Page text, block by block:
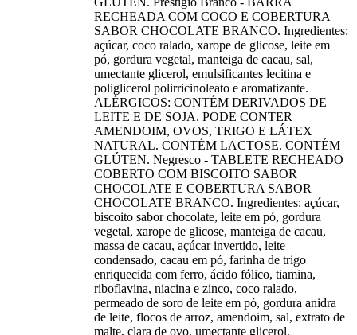
RECHEADA COM COCO E COBERTURA
SABOR CHOCOLATE BRANCO. Ingredientes:
açúcar, coco ralado, xarope de glicose, leite em
pó, gordura vegetal, manteiga de cacau, sal,
umectante glicerol, emulsificantes lecitina e
poliglicerol polirricinoleato e aromatizante.
ALÉRGICOS: CONTÉM DERIVADOS DE
LEITE E DE SOJA. PODE CONTER
AMENDOIM, OVOS, TRIGO E LÁTEX
NATURAL. CONTÉM LACTOSE. CONTÉM
GLÚTEN. Negresco - TABLETE RECHEADO
COBERTO COM BISCOITO SABOR
CHOCOLATE E COBERTURA SABOR
CHOCOLATE BRANCO. Ingredientes: açúcar,
biscoito sabor chocolate, leite em pó, gordura
vegetal, xarope de glicose, manteiga de cacau,
massa de cacau, açúcar invertido, leite
condensado, cacau em pó, farinha de trigo
enriquecida com ferro, ácido fólico, tiamina,
riboflavina, niacina e zinco, coco ralado,
permeado de soro de leite em pó, gordura anidra
de leite, flocos de arroz, amendoim, sal, extrato de
malte, clara de ovo, umectante glicerol,